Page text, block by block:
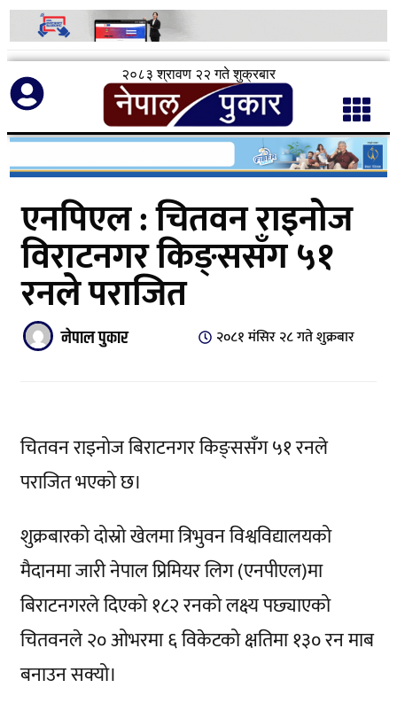
२०८३ श्रावण २२ गते शुक्रबार
एनपिएल : चितवन राइनोज
विराटनगर किङ्ससँग ५१
रनले पराजित
नेपाल पुकार २०८१ मंसिर २८ गते शुक्रबार
चितवन राइनोज बिराटनगर किङ्ससँग ५१ रनले
पराजित भएको छ।
शुक्रबारको दोस्रो खेलमा त्रिभुवन विश्वविद्यालयको
मैदानमा जारी नेपाल प्रिमियर लिग (एनपीएल)मा
बिराटनगरले दिएको १८२ रनको लक्ष्य पछ्याएको
चितवनले २० ओभरमा ६ विकेटको क्षतिमा १३० रन माब
बनाउन सक्यो।